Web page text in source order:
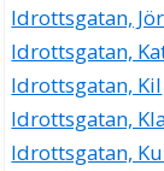
Idrottsgatan,
Idrottsgatan,
Idrottsgatan, Kil
Idrottsgatan,
Idrottsgatan,